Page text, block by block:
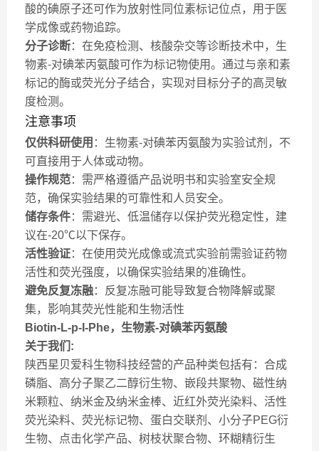
酸的碘原子还可作为放射性同位素标记位点，用于医
学成像或药物追踪。
分子诊断：在免疫检测、核酸杂交等诊断技术中，生
物素-对碘苯丙氨酸可作为标记物使用。通过与亲和素
标记的酶或荧光分子结合，实现对目标分子的高灵敏
度检测。
注意事项
仅供科研使用 ：生物素-对碘苯丙氨酸为实验试剂，不
可直接用于人体或动物。
操作规范：需严格遵循产品说明书和实验室安全规
范，确保实验结果的可靠性和人员安全。
储存条件：需避光、低温储存以保护荧光稳定性，建
议在-20℃以下保存。
活性验证：在使用荧光成像或流式实验前需验证药物
活性和荧光强度，以确保实验结果的准确性。
避免反复冻融：反复冻融可能导致复合物降解或聚
集，影响其荧光性能和生物活性
Biotin-L-p-I-Phe，生物素-对碘苯丙氨酸
关于我们:
陕西星贝爱科生物科技经营的产品种类包括有：合成
磷脂、高分子聚乙二醇衍生物、嵌段共聚物、磁性纳
米颗粒、纳米金及纳米金棒、近红外荧光染料、活性
荧光染料、荧光标记物、蛋白交联剂、小分子PEG衍
生物、点击化学产品、树枝状聚合物、环糊精衍生